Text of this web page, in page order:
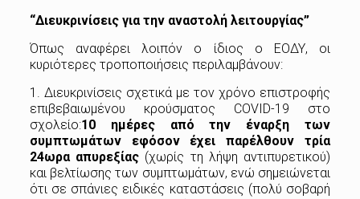
“Διευκρινίσεις για την αναστολή λειτουργίας”
Όπως αναφέρει λοιπόν ο ίδιος ο ΕΟΔΥ, οι
κυριότερες τροποποιήσεις περιλαμβάνουν:
1. Διευκρινίσεις σχετικά με τον χρόνο επιστροφής
επιβεβαιωμένου κρούσματος COVID-19 στο
σχολείο:10 ημέρες από την έναρξη των
συμπτωμάτων εφόσον έχει παρέλθουν τρία
24ωρα απυρεξίας (χωρίς τη λήψη αντιπυρετικού)
και βελτίωσης των συμπτωμάτων, ενώ σημειώνεται
ότι σε σπάνιες ειδικές καταστάσεις (πολύ σοβαρή